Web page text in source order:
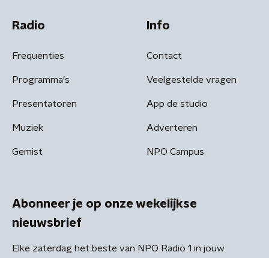
Radio
Frequenties
Programma's
Presentatoren
Muziek
Gemist
Info
Contact
Veelgestelde vragen
App de studio
Adverteren
NPO Campus
Abonneer je op onze wekelijkse
nieuwsbrief
Elke zaterdag het beste van NPO Radio 1 in jouw